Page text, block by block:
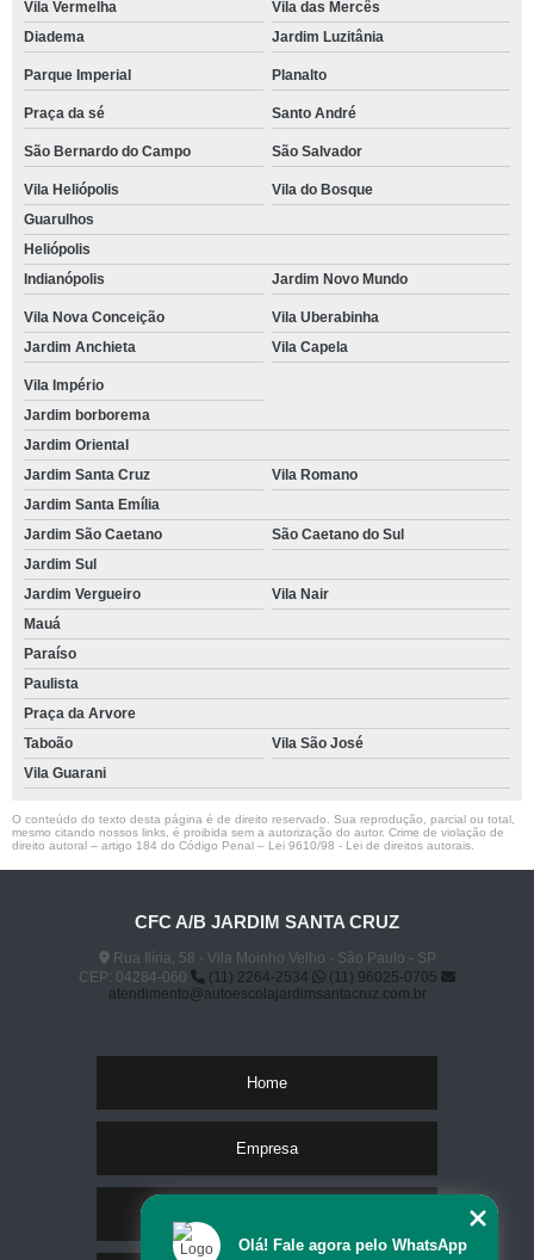
Vila Vermelha
Vila das Mercês
Diadema
Jardim Luzitânia
Parque Imperial Planalto
Praça da sé Santo André
São Bernardo do Campo São Salvador
Vila Heliópolis
Vila do Bosque
Guarulhos
Heliópolis
Indianópolis
Jardim Novo Mundo
Vila Nova Conceição
Vila Uberabinha
Jardim Anchieta
Vila Capela
Vila Império
Jardim borborema
Jardim Oriental
Jardim Santa Cruz
Vila Romano
Jardim Santa Emília
Jardim São Caetano
São Caetano do Sul
Jardim Sul
Jardim Vergueiro
Vila Nair
Mauá
Paraíso
Paulista
Praça da Arvore
Taboão
Vila São José
Vila Guarani
O conteúdo do texto desta página é de direito reservado. Sua reprodução, parcial ou total,
mesmo citando nossos links, é proibida sem a autorização do autor. Crime de violação de
direito autoral – artigo 184 do Código Penal – Lei 9610/98 - Lei de direitos autorais
CFC A/B JARDIM SANTA CRUZ
Rua Ilíria, 58 - Vila Moinho Velho - São Paulo - SP
CEP: 04284-060
(11) 2264-2534
(11) 96025-0705
atendimento@autoescolajardimsantacruz.com.br
Home
Empresa
Olá! Fale agora pelo WhatsApp